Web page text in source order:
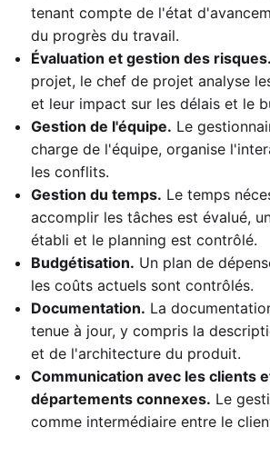
tenant compte de l'état
du progrès du travail.
Évaluation et gestion des risques.
projet, le chef de projet analyse
et leur impact sur les délais et le
Gestion de l'équipe. Le
charge de l'équipe, organise
les conflits.
Gestion du temps. Le temps
accomplir les tâches est évalué,
établi et le planning est contrôlé.
Budgétisation. Un plan de
les coûts actuels sont contrôlés.
Documentation. La
tenue à jour, y compris la
et de l'architecture du produit.
Communication avec les clients
départements connexes. Le
comme intermédiaire entre le